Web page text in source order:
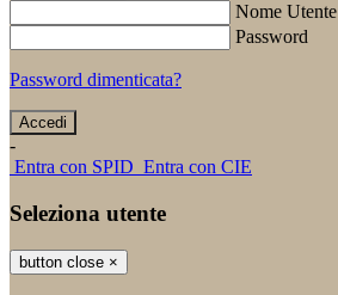
Nome Utente
Password
Password dimenticata?
-
Entra con SPID Entra con CIE
Seleziona utente
button close ×